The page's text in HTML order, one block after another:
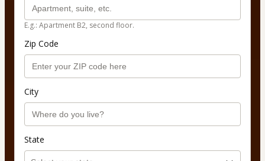
E.g.: Apartment B2, second floor.
Zip Code
City
State